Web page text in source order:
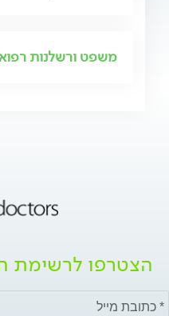
משפט ורשלנות
הצטרפו לרשימת